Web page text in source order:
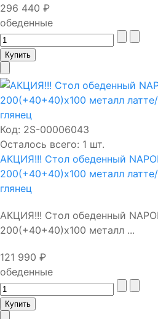
296 440 ₽
обеденные
Код: 2S-00006043
Осталось всего: 1 шт.
АКЦИЯ!!! Стол обеденный
200(+40+40)х100 металл латте/
глянец
АКЦИЯ!!! Стол обеденный
200(+40+40)х100 металл ...
121 990 ₽
обеденные